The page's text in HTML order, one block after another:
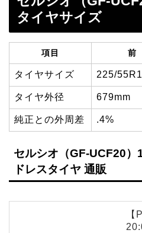
タイヤサイズ
項目 前
タイヤサイズ 225/
タイヤ外径 679mm
純正との外周差 .4%
セルシオ（GF-UCF20）
ドレスタイヤ 通販